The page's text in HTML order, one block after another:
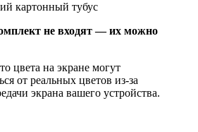
картонный тубус
не входят — их можно
цвета на экране могут
от реальных цветов из-за
экрана вашего устройства.